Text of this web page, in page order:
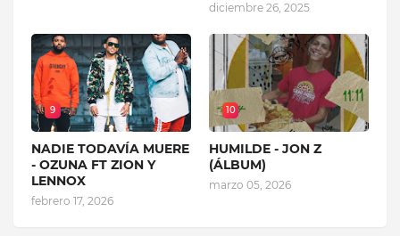
diciembre 26, 2025
9
NADIE TODAVÍA MUERE
- OZUNA FT ZION Y
LENNOX
febrero 17, 2026
10
HUMILDE - JON Z
(ÁLBUM)
marzo 05, 2026